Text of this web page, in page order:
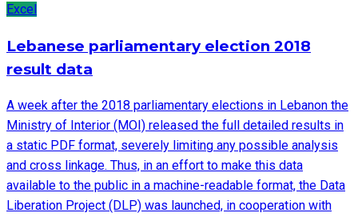
Excel
Lebanese parliamentary election 2018
result data
A week after the 2018 parliamentary elections in Lebanon the
Ministry of Interior (MOI) released the full detailed results in
a static PDF format, severely limiting any possible analysis
and cross linkage. Thus, in an effort to make this data
available to the public in a machine-readable format, the Data
Liberation Project (DLP) was launched, in cooperation with